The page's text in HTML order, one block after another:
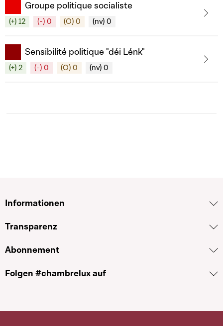
Groupe politique socialiste
(+) 12 (-) 0 (O) 0 (nv) 0
Sensibilité politique "déi Lénk"
(+) 2 (-) 0 (O) 0 (nv) 0
Informationen
Transparenz
Abonnement
Folgen #chambrelux auf